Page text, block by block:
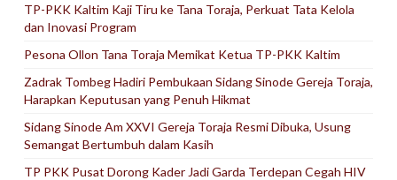
TP-PKK Kaltim Kaji Tiru ke Tana Toraja, Perkuat Tata Kelola
dan Inovasi Program
Pesona Ollon Tana Toraja Memikat Ketua TP-PKK Kaltim
Zadrak Tombeg Hadiri Pembukaan Sidang Sinode Gereja Toraja,
Harapkan Keputusan yang Penuh Hikmat
Sidang Sinode Am XXVI Gereja Toraja Resmi Dibuka, Usung
Semangat Bertumbuh dalam Kasih
TP PKK Pusat Dorong Kader Jadi Garda Terdepan Cegah HIV